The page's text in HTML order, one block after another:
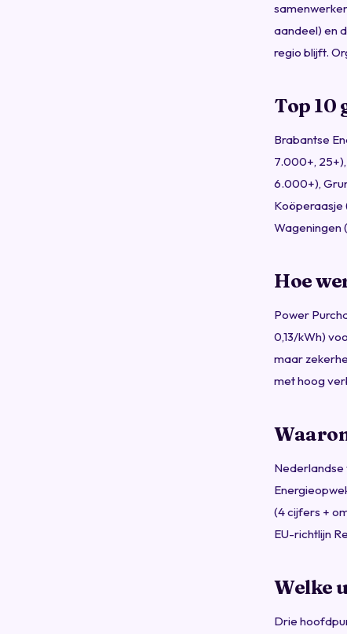
aandeel) en
regio blijft.
Top 10
Brabantse
7.000+,
6.000+),
Koöperaasje
Wageningen
Hoe
Power
0,13/kWh)
maar
met hoog
Nederlandse
(4 cijfers +
EU-richtlijn
Welke
Drie